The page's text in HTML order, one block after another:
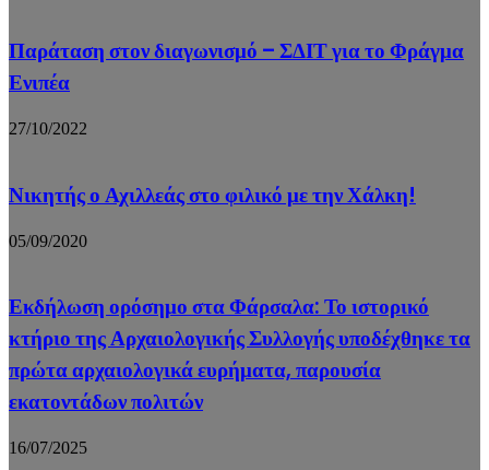
Παράταση στον διαγωνισμό – ΣΔΙΤ για το Φράγμα
Ενιπέα
27/10/2022
Νικητής ο Αχιλλεάς στο φιλικό με την Χάλκη!
05/09/2020
Εκδήλωση ορόσημο στα Φάρσαλα: Το ιστορικό
κτήριο της Αρχαιολογικής Συλλογής υποδέχθηκε τα
πρώτα αρχαιολογικά ευρήματα, παρουσία
εκατοντάδων πολιτών
16/07/2025